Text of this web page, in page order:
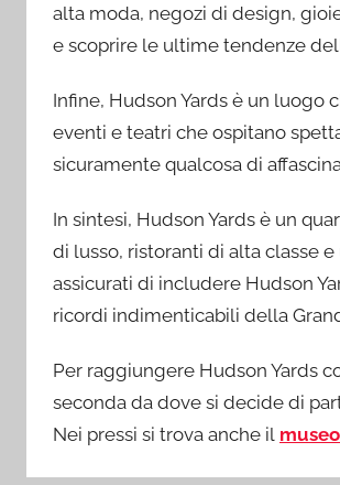
alta moda, negozi di design,
e scoprire le ultime tendenze
Infine, Hudson Yards è un luogo
eventi e teatri che ospitano
sicuramente qualcosa di
In sintesi, Hudson Yards è un
di lusso, ristoranti di alta classe
assicurati di includere Hudson
ricordi indimenticabili della
Per raggiungere Hudson Yards
seconda da dove si decide di
Nei pressi si trova anche il